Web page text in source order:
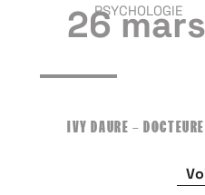
26 mars
IVY DAURE –